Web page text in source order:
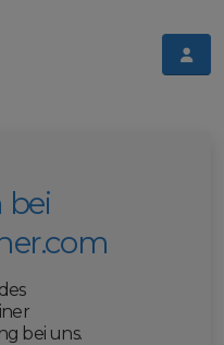
bei uns.